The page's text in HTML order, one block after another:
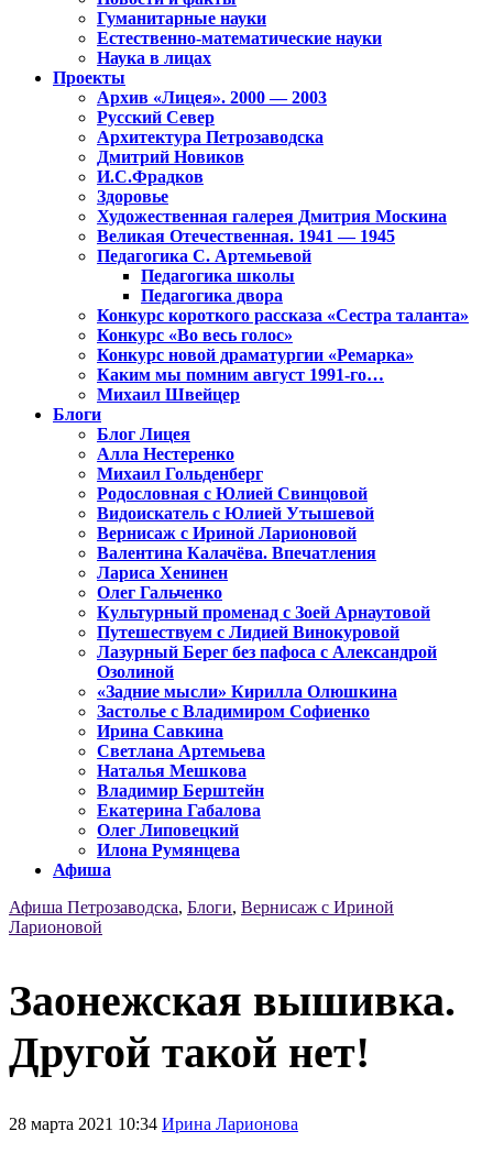
Гуманитарные науки
Естественно-математические науки
Наука в лицах
Проекты
Архив «Лицея». 2000 — 2003
Русский Север
Архитектура Петрозаводска
Дмитрий Новиков
И.С.Фрадков
Здоровье
Художественная галерея Дмитрия Москина
Великая Отечественная. 1941 — 1945
Педагогика С. Артемьевой
Педагогика школы
Педагогика двора
Конкурс короткого рассказа «Сестра таланта»
Конкурс «Во весь голос»
Конкурс новой драматургии «Ремарка»
Каким мы помним август 1991-го…
Михаил Швейцер
Блоги
Блог Лицея
Алла Нестеренко
Михаил Гольденберг
Родословная с Юлией Свинцовой
Видоискатель с Юлией Утышевой
Вернисаж с Ириной Ларионовой
Валентина Калачёва. Впечатления
Лариса Хенинен
Олег Гальченко
Культурный променад с Зоей Арнаутовой
Путешествуем с Лидией Винокуровой
Лазурный Берег без пафоса с Александрой
Озолиной
«Задние мысли» Кирилла Олюшкина
Застолье с Владимиром Софиенко
Ирина Савкина
Светлана Артемьева
Наталья Мешкова
Владимир Берштейн
Екатерина Габалова
Олег Липовецкий
Илона Румянцева
Афиша
Афиша Петрозаводска, Блоги, Вернисаж с Ириной
Ларионовой
Заонежская вышивка.
Другой такой нет!
28 марта 2021 10:34 Ирина Ларионова